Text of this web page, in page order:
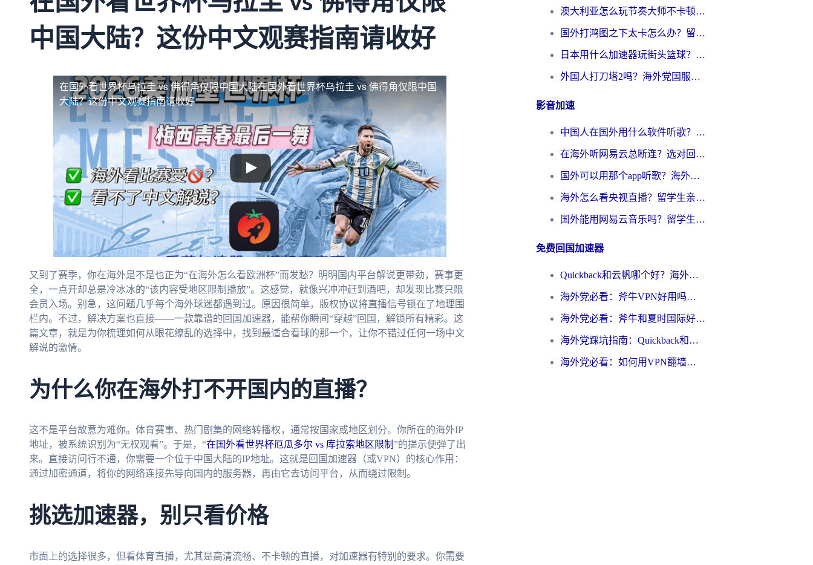
中国大陆？这份中文观赛指南请收好
在国外看世界杯乌拉圭 vs 佛得角仅限中国大陆在国外看世界杯乌拉圭 vs 佛得角仅限中国
大陆？这份中文观赛指南请收好
又到了赛季，你在海外是不是也正为“在海外怎么看欧洲杯”而发愁？明明国内平台解说更带劲，赛事更
全，一点开却总是冷冰冰的“该内容受地区限制播放”。这感觉，就像兴冲冲赶到酒吧，却发现比赛只限
会员入场。别急，这问题几乎每个海外球迷都遇到过。原因很简单，版权协议将直播信号锁在了地理围
栏内。不过，解决方案也直接——一款靠谱的回国加速器，能帮你瞬间“穿越”回国，解锁所有精彩。这
篇文章，就是为你梳理如何从眼花缭乱的选择中，找到最适合看球的那一个，让你不错过任何一场中文
解说的激情。
为什么你在海外打不开国内的直播？
这不是平台故意为难你。体育赛事、热门剧集的网络转播权，通常按国家或地区划分。你所在的海外IP
地址，被系统识别为“无权观看”。于是，“在国外看世界杯厄瓜多尔 vs 库拉索地区限制 ”的提示便弹了出
来。直接访问行不通，你需要一个位于中国大陆的IP地址。这就是回国加速器（或VPN）的核心作用：
通过加密通道，将你的网络连接先导向国内的服务器，再由它去访问平台，从而绕过限制。
挑选加速器，别只看价格
市面上的选择很多，但看体育直播，尤其是高清流畅、不卡顿的直播，对加速器有特别的要求。你需要
澳大利亚怎么玩节奏大师不卡顿？海外党国服游戏加速终极指南
国外打鸿图之下太卡怎么办？留学生亲测有效的国服游戏加速方案
日本用什么加速器玩街头篮球？海外党国服游戏不卡顿的终极攻略
外国人打刀塔2吗？海外党国服游戏加速避坑全攻略
影音加速
中国人在国外用什么软件听歌？别再被地域限制卡脖子，这篇教你轻松解锁国内音乐库
在海外听网易云总断连？选对回国加速器，告别地区限制和卡顿
国外可以用那个app听歌？海外党亲测有效的回国加速方案，轻松听国内音乐听书
海外怎么看央视直播？留学生亲测：3步解决版权限制+追剧自由
国外能用网易云音乐吗？留学生亲测：3步解决海外听歌难题
免费回国加速器
Quickback和云帆哪个好？海外党2026亲测指南：选对加速器大陆工具，无缝刷国内剧玩国服
海外党必看：斧牛VPN好用吗？和GoLinkVPN对比哪个回国效果更好？
海外党必看：斧牛和夏时国际好用吗？3步选对回国加速器，无缝刷国内资源
海外党踩坑指南：Quickback和归雁好用吗？选对加速器才能无缝刷国内资源
海外党必看：如何用VPN翻墙到大陆PTT？一篇解决你所有回国加速痛点